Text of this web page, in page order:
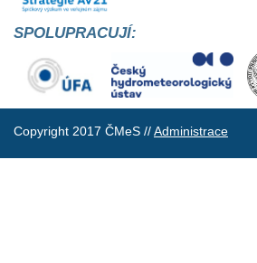
SPOLUPRACUJÍ:
Copyright 2017 ČMeS //Administrace